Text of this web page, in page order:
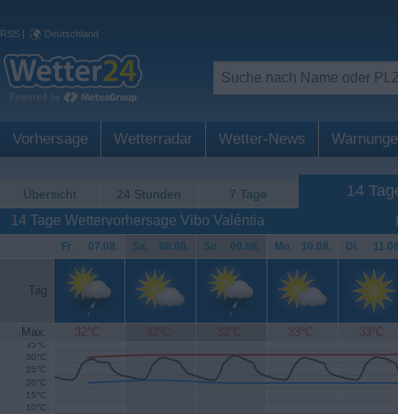
RSS | Deutschland
Vorhersage Wetterradar Wetter-News
Übersicht 24 Stunden 7 Tage 14
14 Tage Wettervorhersage Vibo Valéntia
Fr. 07.08. Sa. 08.08. So. 09.08. Mo. 10.08. Di.
Tag
Max. 32°C 33°C 33°C 33°C 33°C
10°C
15°C
20°C
25°C
30°C
35°C